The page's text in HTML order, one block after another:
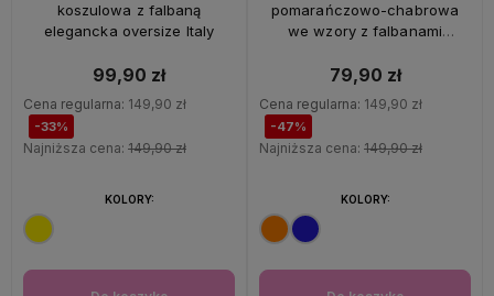
koszulowa z falbaną
elegancka oversize Italy
99,90 zł
Cena regularna: 149,90 zł
-33%
Najniższa cena: 149,90 zł
KOLORY:
pomarańczowo-chabrowa
we wzory z falbanami
79,90 zł
Cena regularna: 149,90 zł
-47%
Najniższa cena: 149,90 zł
KOLORY: